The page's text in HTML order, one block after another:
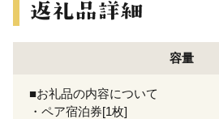
容量
■お礼品の内容について
・ペア宿泊券[1枚]